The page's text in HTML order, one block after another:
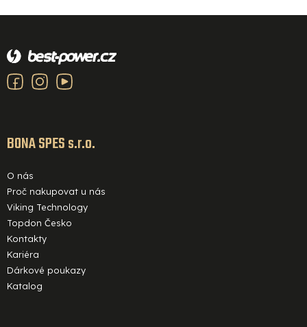
á
a
BONA SPES s.r.o.
O nás
Proč nakupovat u nás
Viking Technology
Topdon Česko
Kontakty
Kariéra
Dárkové poukazy
Katalog